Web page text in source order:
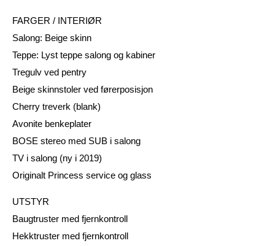
FARGER / INTERIØR
Salong: Beige skinn
Teppe: Lyst teppe salong og kabiner
Tregulv ved pentry
Beige skinnstoler ved førerposisjon
Cherry treverk (blank)
Avonite benkeplater
BOSE stereo med SUB i salong
TV i salong (ny i 2019)
Originalt Princess service og glass
UTSTYR
Baugtruster med fjernkontroll
Hekktruster med fjernkontroll